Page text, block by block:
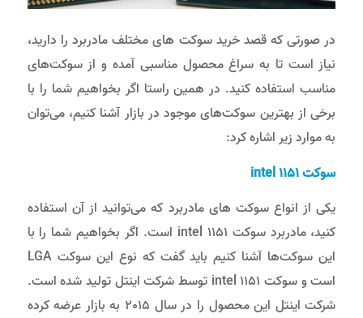
در صورتی که قصد خرید سوکت های مختلف مادربرد را دارید،
نیاز است تا به سراغ محصول مناسبی آمده و از سوکت‌های
مناسب استفاده کنید. در همین راستا اگر بخواهیم شما را با
برخی از بهترین سوکت‌های موجود در بازار آشنا کنیم، می‌توان
به موارد زیر اشاره کرد:
سوکتintel 1151
یکی از انواع سوکت های مادربرد که می‌توانید از آن استفاده
کنید، مادربرد سوکت intel 1151 است. اگر بخواهیم شما را با
این سوکت‌ها آشنا کنیم باید گفت که نوع این سوکت LGA
است و سوکت intel 1151 توسط شرکت اینتل تولید شده است.
شرکت اینتل این محصول را در سال 2015 به بازار عرضه کرده